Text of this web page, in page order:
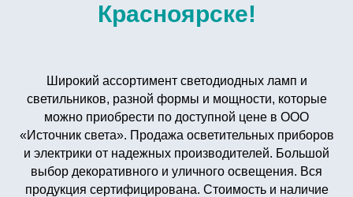
Красноярске!
Широкий ассортимент светодиодных ламп и
светильников, разной формы и мощности, которые
можно приобрести по доступной цене в ООО
«Источник света». Продажа осветительных приборов
и электрики от надежных производителей. Большой
выбор декоративного и уличного освещения. Вся
продукция сертифицирована. Стоимость и наличие